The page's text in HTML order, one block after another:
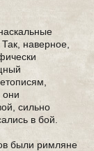
наверное,
они
сильно
в бой.
были римляне